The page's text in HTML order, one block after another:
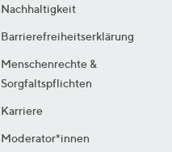
Nachhaltigkeit
Barrierefreiheitserklärung
Menschenrechte &
Sorgfaltspflichten
Karriere
Moderator*innen